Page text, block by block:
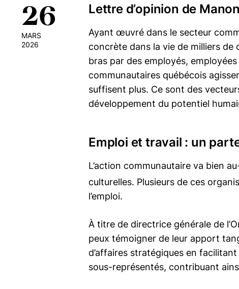
26
MARS
2026
Lettre d’opinion de
Ayant œuvré dans le secteur
concrète dans la vie de milliers
bras par des employés,
communautaires québécois
suffisent plus. Ce sont des
développement du potentiel
Emploi et travail : un
L’action communautaire va bien
culturelles. Plusieurs de ces
l’emploi.
À titre de directrice générale de
peux témoigner de leur apport
d’affaires stratégiques en
sous-représentés, contribuant